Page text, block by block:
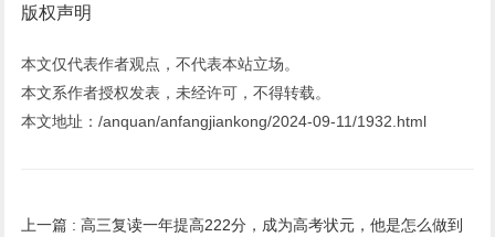
版权声明
本文仅代表作者观点，不代表本站立场。
本文系作者授权发表，未经许可，不得转载。
本文地址：/anquan/anfangjiankong/2024-09-11/1932.html
上一篇 : 高三复读一年提高222分，成为高考状元，他是怎么做到